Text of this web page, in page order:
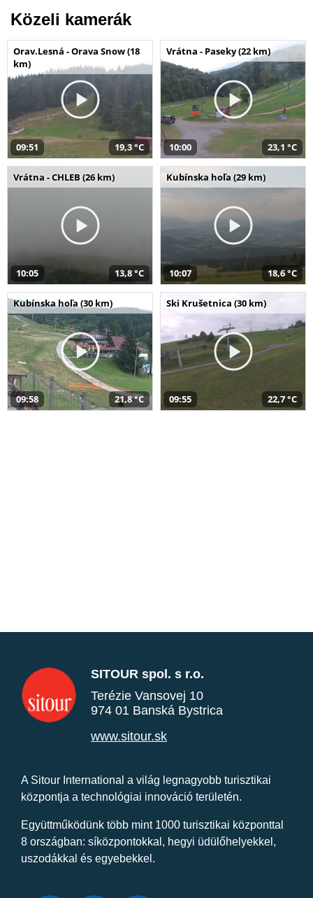
Közeli kamerák
Orav.Lesná - Orava Snow (18
km)
09:51 19,3 °C
Vrátna - Paseky (22 km)
10:00 23,1 °C
Vrátna - CHLEB (26 km)
10:05 13,8 °C
Kubínska hoľa (29 km)
10:07 18,6 °C
Kubínska hoľa (30 km)
09:58 21,8 °C
Ski Krušetnica (30 km)
09:55 22,7 °C
SITOUR spol. s r.o.
Terézie Vansovej 10
974 01 Banská Bystrica
www.sitour.sk
A Sitour International a világ legnagyobb turisztikai
központja a technológiai innováció területén.
Együttműködünk több mint 1000 turisztikai központtal
8 országban: síközpontokkal, hegyi üdülőhelyekkel,
uszodákkal és egyebekkel.